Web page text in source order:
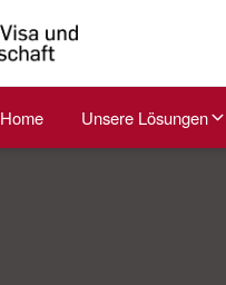
Home Unsere Lösungen